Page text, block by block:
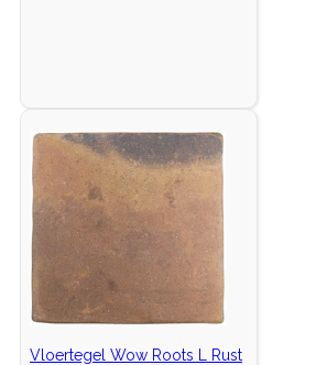
Vloertegel Wow Roots L Rust